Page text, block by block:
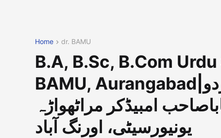
Home dr. BAMU
B.A, B.Sc, B.Com
BAMU, Aurangabad|بی۔اے، بی۔ایس سی، بی۔کام، اردو
2022 ڈاکٹر باباصاحب امبیڈکر مراٹھواڑہ
یونیورسیٹی، اورنگ آباد